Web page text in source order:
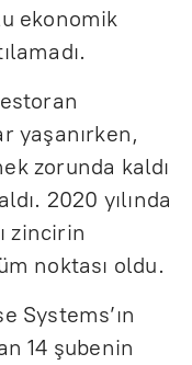
ekonomik
yaşanırken,
zorunda kaldı
2020 yılında
zincirin
noktası oldu.
Systems’ın
14 şubenin